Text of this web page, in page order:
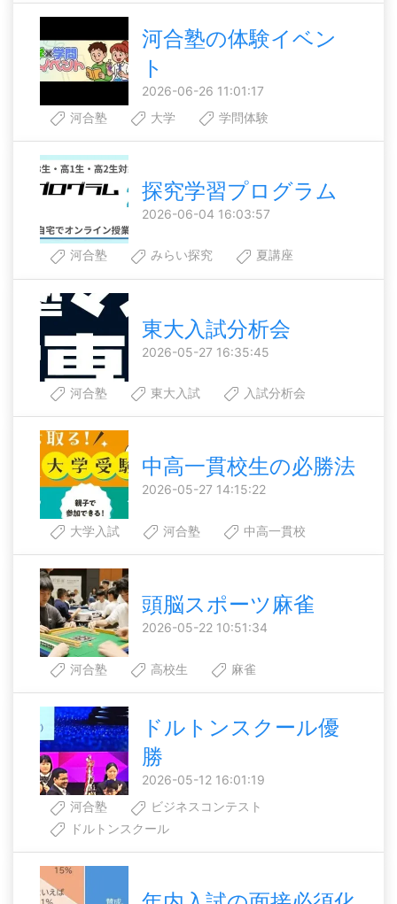
河合塾の体験イベン
ト
2026-06-26 11:01:17
河合塾
大学 学問体験
探究学習プログラム
2026-06-04 16:03:57
河合塾 みらい探究 夏講座
東大入試分析会
2026-05-27 16:35:45
河合塾 東大入試 入試分析会
中高一貫校生の必勝法
2026-05-27 14:15:22
大学入試 河合塾 中高一貫校
頭脳スポーツ麻雀
2026-05-22 10:51:34
河合塾 高校生 麻雀
ドルトンスクール優
勝
2026-05-12 16:01:19
河合塾
ビジネスコンテスト
ドルトンスクール